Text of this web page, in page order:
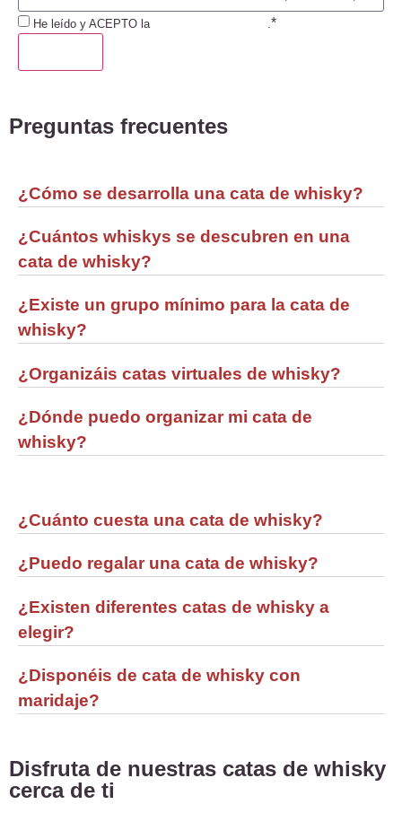
He leído y ACEPTO la
*
Preguntas frecuentes
¿Cómo se desarrolla una cata de whisky?
¿Cuántos whiskys se descubren en una
cata de whisky?
¿Existe un grupo mínimo para la cata de
whisky?
¿Organizáis catas virtuales de whisky?
¿Dónde puedo organizar mi cata de
whisky?
¿Cuánto cuesta una cata de whisky?
¿Puedo regalar una cata de whisky?
¿Existen diferentes catas de whisky a
elegir?
¿Disponéis de cata de whisky con
maridaje?
Disfruta de nuestras catas de whisky
cerca de ti